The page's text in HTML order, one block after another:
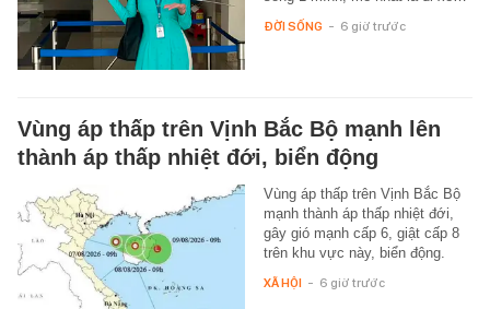
ĐỜI SỐNG - 6 giờ trước
Vùng áp thấp trên Vịnh Bắc Bộ mạnh lên
thành áp thấp nhiệt đới, biển động
Vùng áp thấp trên Vịnh Bắc Bộ
mạnh thành áp thấp nhiệt đới,
gây gió mạnh cấp 6, giật cấp 8
trên khu vực này, biển động.
XÃ HỘI - 6 giờ trước